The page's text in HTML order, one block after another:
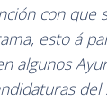
con que
esto á
algunos
del